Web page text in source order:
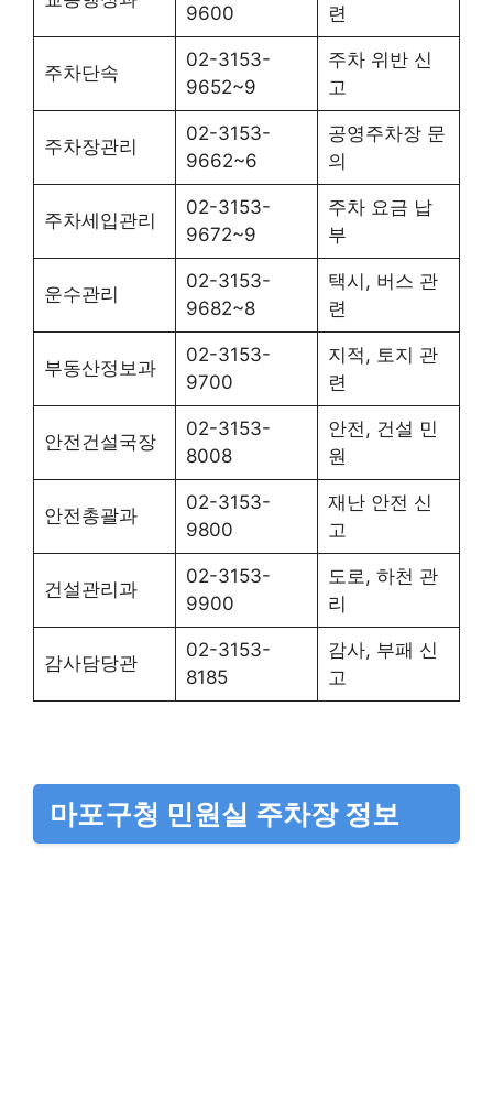
9600 련
주차단속
02-3153-
9652~9
주차 위반 신
고
주차장관리
02-3153-
9662~6
공영주차장 문
의
주차세입관리
02-3153-
9672~9
주차 요금 납
부
운수관리
02-3153-
9682~8
택시, 버스 관
련
부동산정보과
02-3153-
9700
지적, 토지 관
련
안전건설국장
02-3153-
8008
안전, 건설 민
원
안전총괄과
02-3153-
9800
재난 안전 신
고
건설관리과
02-3153-
9900
도로, 하천 관
리
감사담당관
02-3153-
8185
감사, 부패 신
고
마포구청 민원실 주차장 정보